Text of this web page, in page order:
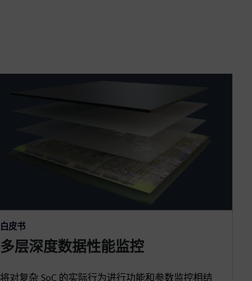
白皮书
多层深度数据性能监控
将对复杂 SoC 的实际行为进行功能和参数监控相结